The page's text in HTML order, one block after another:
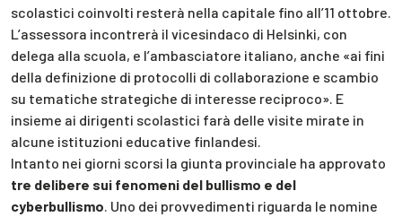
scolastici coinvolti resterà nella capitale fino all’11 ottobre.
L’assessora incontrerà il vicesindaco di Helsinki, con
delega alla scuola, e l’ambasciatore italiano, anche «ai fini
della definizione di protocolli di collaborazione e scambio
su tematiche strategiche di interesse reciproco». E
insieme ai dirigenti scolastici farà delle visite mirate in
alcune istituzioni educative finlandesi.
Intanto nei giorni scorsi la giunta provinciale ha approvato
tre delibere sui fenomeni del bullismo e del
cyberbullismo . Uno dei provvedimenti riguarda le nomine